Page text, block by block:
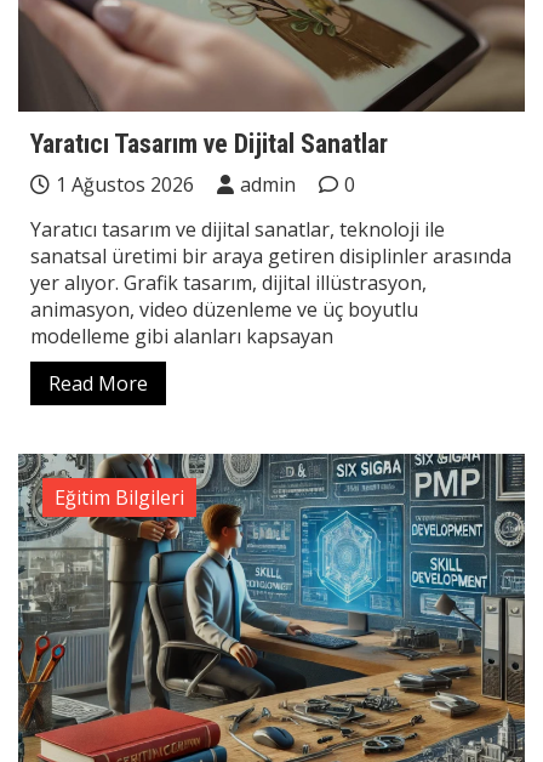
Yaratıcı Tasarım ve Dijital Sanatlar
1 Ağustos 2026 admin
0
Yaratıcı tasarım ve dijital sanatlar, teknoloji ile
sanatsal üretimi bir araya getiren disiplinler arasında
yer alıyor. Grafik tasarım, dijital illüstrasyon,
animasyon, video düzenleme ve üç boyutlu
modelleme gibi alanları kapsayan
Read More
Eğitim Bilgileri